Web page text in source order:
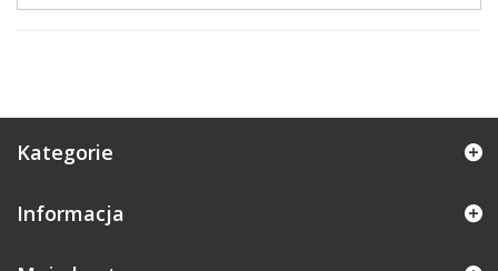
Kategorie
Informacja